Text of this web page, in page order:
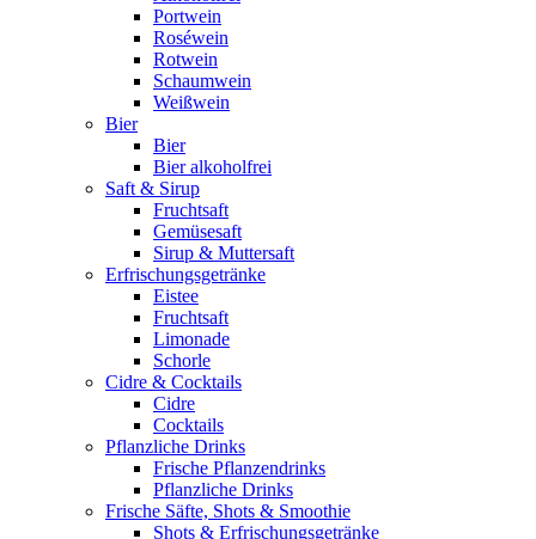
Portwein
Roséwein
Rotwein
Schaumwein
Weißwein
Bier
Bier
Bier alkoholfrei
Saft & Sirup
Fruchtsaft
Gemüsesaft
Sirup & Muttersaft
Erfrischungsgetränke
Eistee
Fruchtsaft
Limonade
Schorle
Cidre & Cocktails
Cidre
Cocktails
Pflanzliche Drinks
Frische Pflanzendrinks
Pflanzliche Drinks
Frische Säfte, Shots & Smoothie
Shots & Erfrischungsgetränke